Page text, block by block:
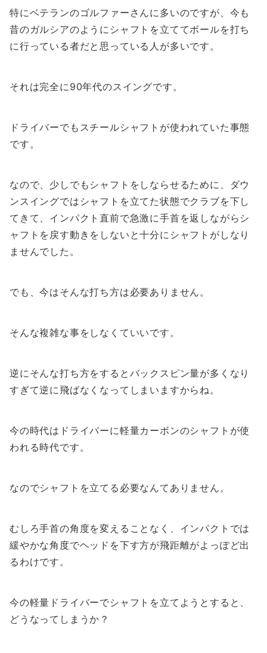
特にベテランのゴルファーさんに多いのですが、今も
昔のガルシアのようにシャフトを立ててボールを打ち
に行っている者だと思っている人が多いです。
それは完全に90年代のスイングです。
ドライバーでもスチールシャフトが使われていた事態
です。
なので、少しでもシャフトをしならせるために、ダウ
ンスイングではシャフトを立てた状態でクラブを下し
てきて、インパクト直前で急激に手首を返しながらシ
ャフトを戻す動きをしないと十分にシャフトがしなり
ませんでした。
でも、今はそんな打ち方は必要ありません。
そんな複雑な事をしなくていいです。
逆にそんな打ち方をするとバックスピン量が多くなり
すぎて逆に飛ばなくなってしまいますからね。
今の時代はドライバーに軽量カーボンのシャフトが使
われる時代です。
なのでシャフトを立てる必要なんてありません。
むしろ手首の角度を変えることなく、インパクトでは
緩やかな角度でヘッドを下す方が飛距離がよっぽど出
るわけです。
今の軽量ドライバーでシャフトを立てようとすると、
どうなってしまうか？